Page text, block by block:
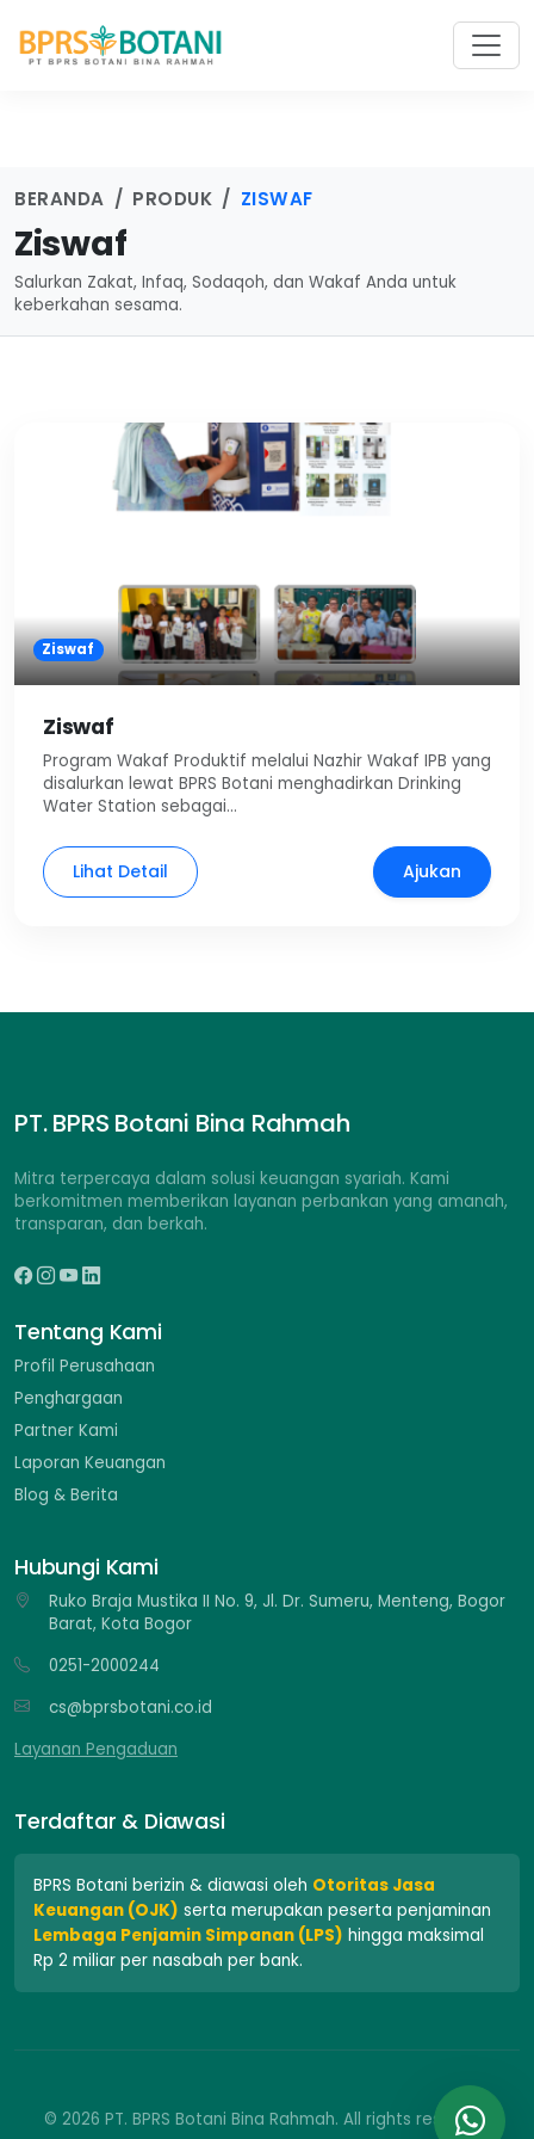
BERANDA PRODUK ZISWAF
Ziswaf
Salurkan Zakat, Infaq, Sodaqoh, dan Wakaf Anda untuk
keberkahan sesama.
Ziswaf
Ziswaf
Program Wakaf Produktif melalui Nazhir Wakaf IPB yang
disalurkan lewat BPRS Botani menghadirkan Drinking
Water Station sebagai…
Lihat Detail Ajukan
PT. BPRS Botani Bina Rahmah
Mitra terpercaya dalam solusi keuangan syariah. Kami
berkomitmen memberikan layanan perbankan yang amanah,
transparan, dan berkah.
Tentang Kami
Profil Perusahaan
Penghargaan
Partner Kami
Laporan Keuangan
Blog & Berita
Hubungi Kami
Ruko Braja Mustika II No. 9, Jl. Dr. Sumeru, Menteng, Bogor
Barat, Kota Bogor
0251-2000244
cs@bprsbotani.co.id
Layanan Pengaduan
Terdaftar & Diawasi
BPRS Botani berizin & diawasi oleh Otoritas Jasa
Keuangan (OJK) serta merupakan peserta penjaminan
Lembaga Penjamin Simpanan (LPS) hingga maksimal
Rp 2 miliar per nasabah per bank.
© 2026 PT. BPRS Botani Bina Rahmah. All rights reserved.